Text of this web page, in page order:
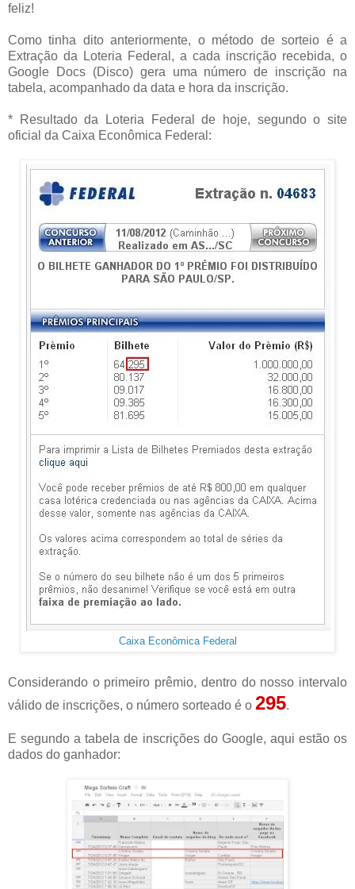
feliz!
Como tinha dito anteriormente, o método de sorteio é a
Extração da Loteria Federal, a cada inscrição recebida, o
Google Docs (Disco) gera uma número de inscrição na
tabela, acompanhado da data e hora da inscrição.
* Resultado da Loteria Federal de hoje, segundo o site
oficial da Caixa Econômica Federal:
Caixa Econômica Federal
Considerando o primeiro prêmio, dentro do nosso intervalo
válido de inscrições, o número sorteado é o 295.
E segundo a tabela de inscrições do Google, aqui estão os
dados do ganhador: